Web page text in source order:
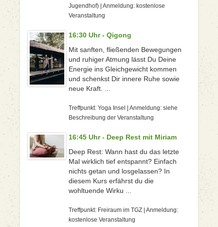
Jugendhof) | Anmeldung: kostenlose
Veranstaltung
16:30 Uhr - Qigong
Mit sanften, fließenden Bewegungen
und ruhiger Atmung lässt Du Deine
Energie ins Gleichgewicht kommen
und schenkst Dir innere Ruhe sowie
neue Kraft. ...
Treffpunkt: Yoga Insel | Anmeldung: siehe
Beschreibung der Veranstaltung
16:45 Uhr - Deep Rest mit Miriam
Deep Rest: Wann hast du das letzte
Mal wirklich tief entspannt? Einfach
nichts getan und losgelassen? In
diesem Kurs erfährst du die
wohltuende Wirku ...
Treffpunkt: Freiraum im TGZ | Anmeldung:
kostenlose Veranstaltung